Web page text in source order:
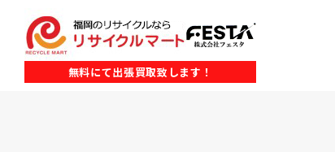
無料にて出張買取致します！